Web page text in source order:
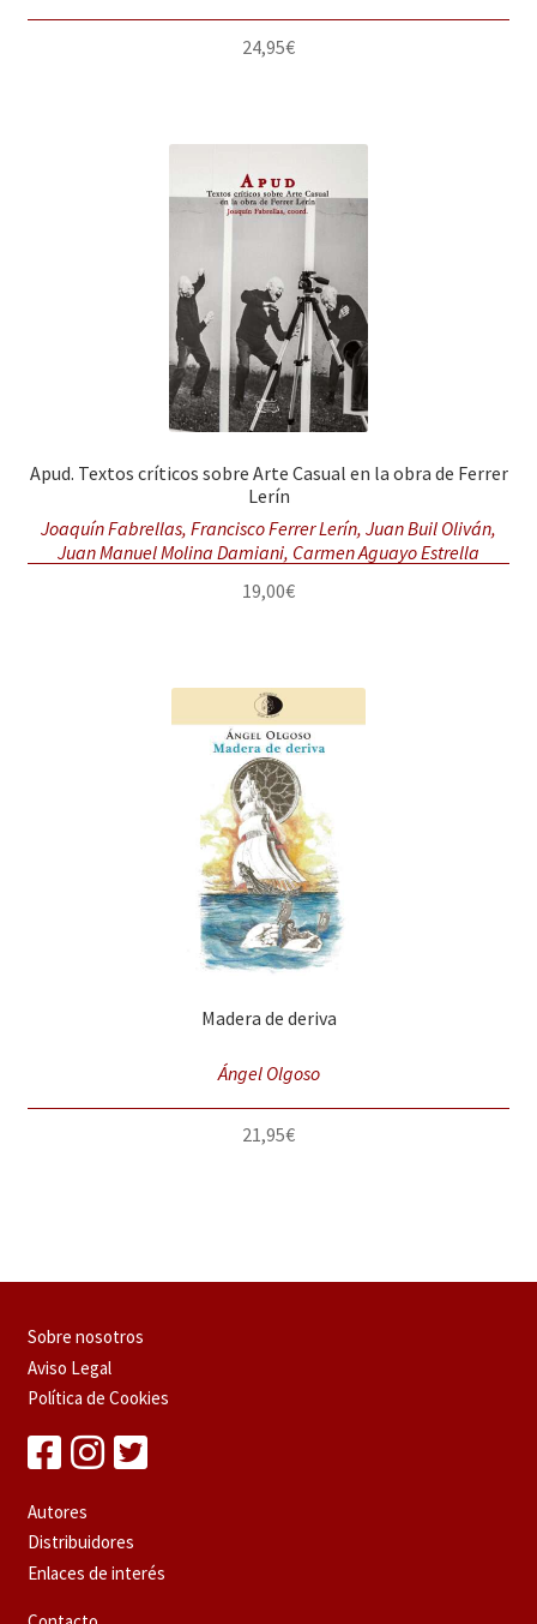
24,95€
Apud. Textos críticos sobre Arte Casual en la obra de Ferrer
Lerín
Joaquín Fabrellas, Francisco Ferrer Lerín, Juan Buil Oliván,
Juan Manuel Molina Damiani, Carmen Aguayo Estrella
19,00€
Madera de deriva
Ángel Olgoso
21,95€
Sobre nosotros
Aviso Legal
Política de Cookies
Autores
Distribuidores
Enlaces de interés